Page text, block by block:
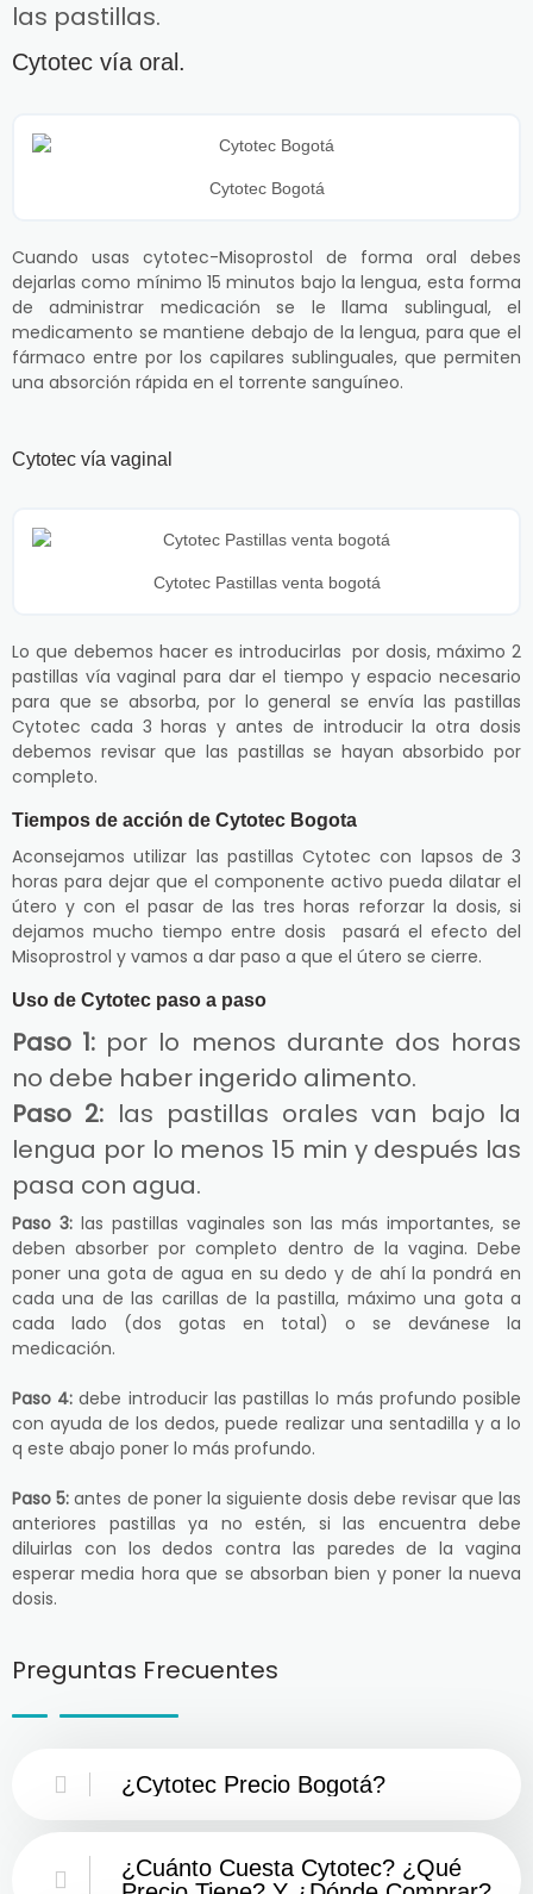
las pastillas.
Cytotec vía oral.
Cytotec Bogotá
Cuando usas cytotec-Misoprostol de forma oral debes
dejarlas como mínimo 15 minutos bajo la lengua, esta forma
de administrar medicación se le llama sublingual, el
medicamento se mantiene debajo de la lengua, para que el
fármaco entre por los capilares sublinguales, que permiten
una absorción rápida en el torrente sanguíneo.
Cytotec vía vaginal
Cytotec Pastillas venta bogotá
Lo que debemos hacer es introducirlas por dosis, máximo 2
pastillas vía vaginal para dar el tiempo y espacio necesario
para que se absorba, por lo general se envía las pastillas
Cytotec cada 3 horas y antes de introducir la otra dosis
debemos revisar que las pastillas se hayan absorbido por
completo.
Tiempos de acción de Cytotec Bogota
Aconsejamos utilizar las pastillas Cytotec con lapsos de 3
horas para dejar que el componente activo pueda dilatar el
útero y con el pasar de las tres horas reforzar la dosis, si
dejamos mucho tiempo entre dosis pasará el efecto del
Misoprostrol y vamos a dar paso a que el útero se cierre.
Uso de Cytotec paso a paso
Paso 1: por lo menos durante dos horas
no debe haber ingerido alimento.
Paso 2: las pastillas orales van bajo la
lengua por lo menos 15 min y después las
pasa con agua.
Paso 3:las pastillas vaginales son las más importantes, se
deben absorber por completo dentro de la vagina. Debe
poner una gota de agua en su dedo y de ahí la pondrá en
cada una de las carillas de la pastilla, máximo una gota a
cada lado (dos gotas en total) o se devánese la
medicación.
Paso 4: debe introducir las pastillas lo más profundo posible
con ayuda de los dedos, puede realizar una sentadilla y a lo
q este abajo poner lo más profundo.
Paso 5: antes de poner la siguiente dosis debe revisar que las
anteriores pastillas ya no estén, si las encuentra debe
diluirlas con los dedos contra las paredes de la vagina
esperar media hora que se absorban bien y poner la nueva
dosis.
Preguntas Frecuentes
¿Cytotec Precio Bogotá?
¿Cuánto Cuesta Cytotec? ¿Qué